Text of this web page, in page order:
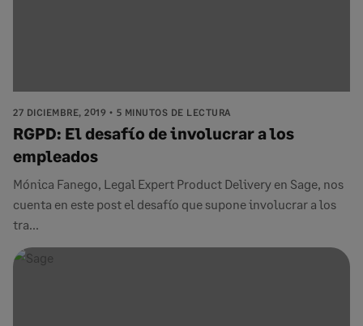
27 DICIEMBRE, 2019 5 MINUTOS DE LECTURA
RGPD: El desafío de involucrar a los
empleados
Mónica Fanego, Legal Expert Product Delivery en Sage, nos
cuenta en este post el desafío que supone involucrar a los
tra...